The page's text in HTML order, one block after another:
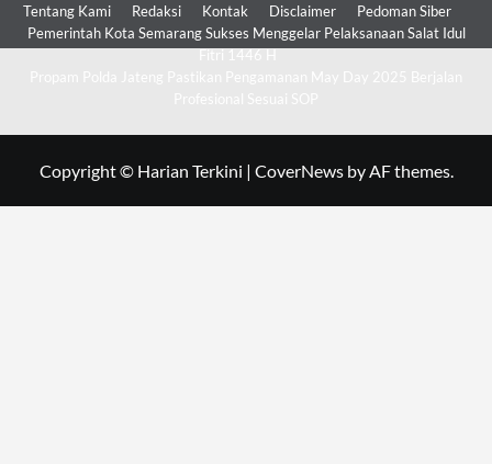
Tentang Kami Redaksi Kontak Disclaimer
Pedoman Siber
Pemerintah Kota Semarang Sukses Menggelar Pelaksanaan Salat Idul
Copyright © Harian Terkini | CoverNewsby AF themes.